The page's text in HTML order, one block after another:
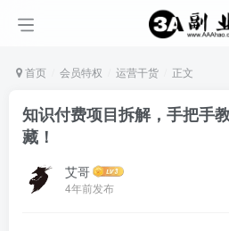
首页 会员特权 运营干货 正文
知识付费项目拆解，手把手
藏！
艾哥
4年前发布